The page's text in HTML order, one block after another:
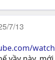
7/13